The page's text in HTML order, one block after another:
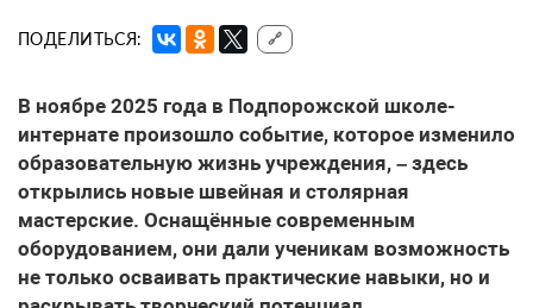
ПОДЕЛИТЬСЯ: 🔗
В ноябре 2025 года в Подпорожской школе-
интернате произошло событие, которое изменило
образовательную жизнь учреждения, – здесь
открылись новые швейная и столярная
мастерские. Оснащённые современным
оборудованием, они дали ученикам возможность
не только осваивать практические навыки, но и